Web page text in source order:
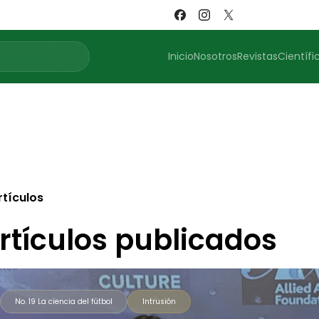
InicioNosotrosRevistas
publicados
No. 19 La ciencia del fútbol Intrusión